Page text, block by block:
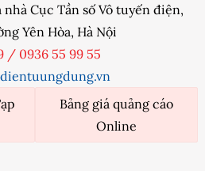
nhà Cục Tần số Vô tuyến điện,
Yên Hòa, Hà Nội
/ 0936 55 99 55
Bảng giá quảng cáo
Online